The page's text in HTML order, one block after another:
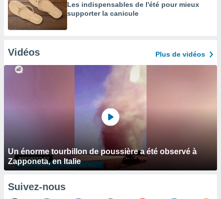
Les indispensables de l'été pour mieux
supporter la canicule
Vidéos Plus de vidéos
Un énorme tourbillon de poussière a été observé à
Zapponeta, en Italie
Suivez-nous